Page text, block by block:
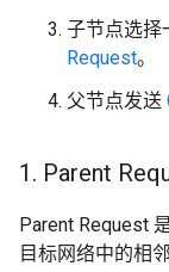
子节点选择
Request。
父节点发送
1 . Parent
Parent Request
目标网络中的相